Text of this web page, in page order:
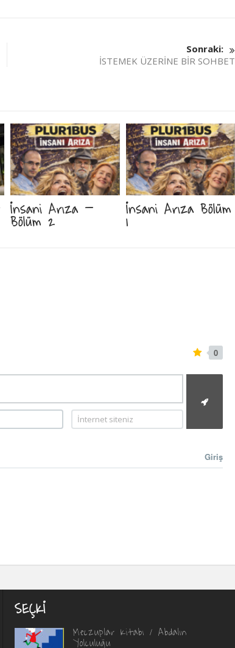
Sonraki:
İSTEMEK ÜZERİNE BİR SOHBET
İnsani Arıza –
Bölüm 2
İnsani Arıza Bölüm
1
0
Giriş
SEÇKI
Meczuplar Kitabı / Abdalın
Yolculuğu